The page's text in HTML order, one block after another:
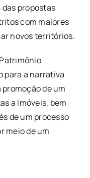
propostas
com maiores
novos territórios.
para a narrativa
de um
a Imóveis, bem
de um processo
meio de um